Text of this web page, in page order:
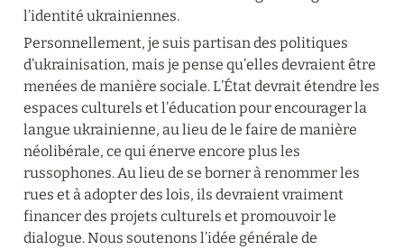
l’identité ukrainiennes.
Personnellement, je suis partisan des politiques
d’ukrainisation, mais je pense qu’elles devraient être
menées de manière sociale. L’État devrait étendre les
espaces culturels et l’éducation pour encourager la
langue ukrainienne, au lieu de le faire de manière
néolibérale, ce qui énerve encore plus les
russophones. Au lieu de se borner à renommer les
rues et à adopter des lois, ils devraient vraiment
financer des projets culturels et promouvoir le
dialogue. Nous soutenons l’idée générale de